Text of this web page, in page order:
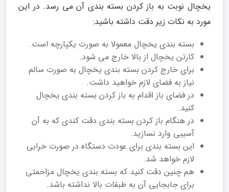
یخچال نوبت به باز کردن بسته بندی آن می رسد. در این
مورد به نکات زیر دقت داشته باشید:
بسته بندی یخچال معمولا به صورت یکپارچه است.
کارتن یخچال از بالا خارج می شود.
برای خارج کردن بسته بندی یخچال به صورت سالم
نیاز به فضای لازم خواهید داشت.
در فضای باز اقدام به باز کردن بسته بندی یخچال
کنید.
در هنگام باز کردن بسته بندی دقت کندی که به آن
آسیبی وارد نسازید.
این بسته بندی برای عودت دستگاه در صورت خرابی
لازم خواهد شد.
هم چنین دقت کنید که بسته بندی یخچال مزاحمتی
برای جابجایی آن به طبقات بالا نداشته باشد.